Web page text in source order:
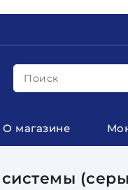
Поиск
О магазине